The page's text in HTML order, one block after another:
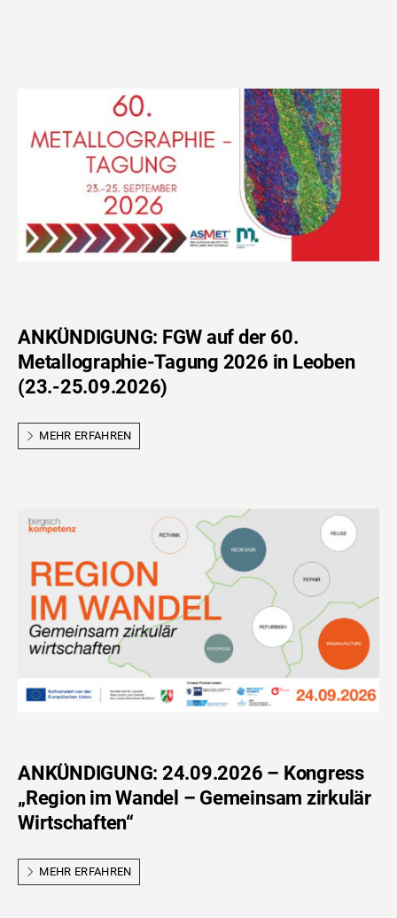
ANKÜNDIGUNG: FGW auf der 60.
Metallographie-Tagung 2026 in Leoben
(23.-25.09.2026)
MEHR ERFAHREN
ANKÜNDIGUNG: 24.09.2026 – Kongress
„Region im Wandel – Gemeinsam zirkulär
Wirtschaften“
MEHR ERFAHREN